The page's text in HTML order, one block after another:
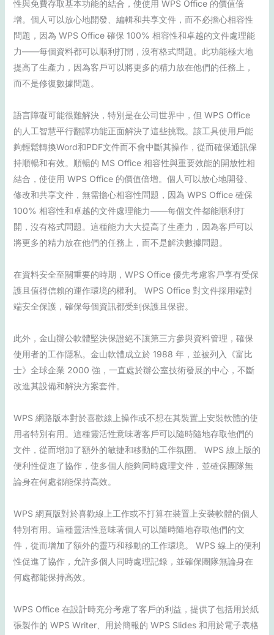
性與免費存取基本功能的結合，使使用 WPS Office 的價值倍
增。個人可以放心地開發、編輯和共享文件，而不必擔心相容性
問題，因為 WPS Office 確保 100% 相容性和卓越的文件處理能
力——每個資料都可以順利打開，沒有格式問題。此功能極大地
提高了生產力，因為客戶可以將更多的精力放在他們的任務上，
而不是修復數據問題。
語言障礙可能很難解決，特別是在公司世界中，但 WPS Office
的人工智慧平行翻譯功能正面解決了這些挑戰。該工具使用戶能
夠輕鬆轉換Word和PDF文件而不會中斷其操作，從而確保通訊保
持順暢和有效。順暢的 MS Office 相容性與重要效能的開放性相
結合，使使用 WPS Office 的價值倍增。個人可以放心地開發、
修改和共享文件，無需擔心相容性問題，因為 WPS Office 確保
100% 相容性和卓越的文件處理能力——每個文件都能順利打
開，沒有格式問題。這種能力大大提高了生產力，因為客戶可以
將更多的精力放在他們的任務上，而不是解決數據問題。
在資料安全至關重要的時期，WPS Office 優先考慮客戶享有受保
護且值得信賴的運作環境的權利。 WPS Office 對文件採用端對
端安全保護，確保每個資訊都受到保護且保密。
此外，金山辦公軟體堅決保證絕不讓第三方參與資料管理，確保
使用者的工作隱私。金山軟體成立於 1988 年，並被列入《富比
士》全球企業 2000 強，一直處於辦公室技術發展的中心，不斷
改進其設備和解決方案套件。
WPS 網路版本對於喜歡線上操作或不想在其裝置上安裝軟體的使
用者特別有用。這種靈活性意味著客戶可以隨時隨地存取他們的
文件，從而增加了額外的敏捷和移動的工作氛圍。 WPS 線上版的
便利性促進了協作，使多個人能夠同時處理文件，並確保團隊無
論身在何處都能保持高效。
WPS 網頁版對於喜歡線上工作或不打算在裝置上安裝軟體的個人
特別有用。這種靈活性意味著個人可以隨時隨地存取他們的文
件，從而增加了額外的靈巧和移動的工作環境。 WPS 線上的便利
性促進了協作，允許多個人同時處理記錄，並確保團隊無論身在
何處都能保持高效。
WPS Office 在設計時充分考慮了客戶的利益，提供了包括用於紙
張製作的 WPS Writer、用於簡報的 WPS Slides 和用於電子表格